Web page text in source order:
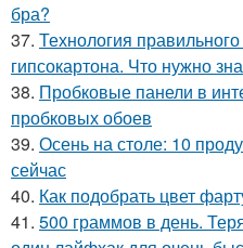
бра?
37. Технология
гипсокартона. Что нужно
38. Пробковые панели в
пробковых обоев
39. Осень на столе: 10
сейчас
40. Как подобрать цвет
41. 500 граммов в день.